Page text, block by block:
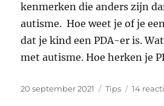
kenmerken die anders zijn
autisme. Hoe weet je of je
dat je kind een PDA-er is.
met autisme. Hoe herken je
Geplaatst
20 september 2021 Categorieën
Tips 14